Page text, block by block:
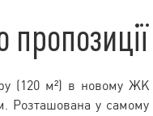
(120 м²) в новому ЖК
Розташована у самому